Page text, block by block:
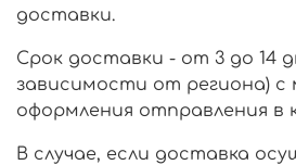
доставки.
Срок доставки - от 3 до 14
зависимости от региона)
оформления отправления в
В случае, если доставка